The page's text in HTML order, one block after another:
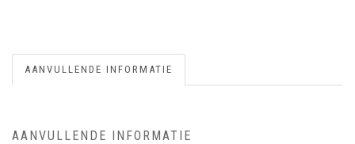
AANVULLENDE INFORMATIE
AANVULLENDE INFORMATIE